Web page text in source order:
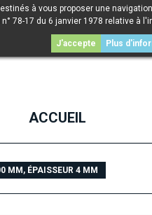
ACCUEIL
à vous proposer une
78-17 du 6 janvier 1978 relative
J'accepte Plus
MM, ÉPAISSEUR 4 MM